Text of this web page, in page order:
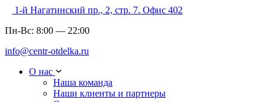
1-й Нагатинский пр., 2, стр. 7. Офис 402
Пн-Вс: 8:00 — 22:00
info@centr-otdelka.ru
О нас
Наша команда
Наши клиенты и партнеры